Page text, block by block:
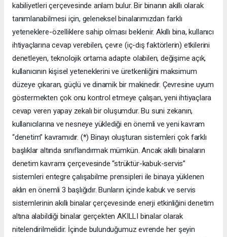
kabiliyetleri çerçevesinde anlam bulur. Bir binanın akıllı olarak
tanımlanabilmesi için, geleneksel binalarımızdan farklı
yeteneklere-özelliklere sahip olması beklenir. Akıllı bina, kullanıcı
ihtiyaçlarına cevap verebilen, çevre (iç-dış faktörlerin) etkilerini
denetleyen, teknolojik ortama adapte olabilen, değişime açık,
kullanıcının kişisel yeteneklerini ve üretkenliğini maksimum
düzeye çıkaran, güçlü ve dinamik bir makinedir. Çevresine uyum
göstermekten çok onu kontrol etmeye çalışan, yeni ihtiyaçlara
cevap veren yapay zekalı bir oluşumdur. Bu suni zekanın,
kullanıcılarına ve nesneye yüklediği en önemli ve yeni kavram
“denetim” kavramıdır. (*) Binayı oluşturan sistemleri çok farklı
başlıklar altında sınıflandırmak mümkün. Ancak akıllı binaların
denetim kavramı çerçevesinde “strüktür-kabuk-servis”
sistemleri entegre çalışabilme prensipleri ile binaya yüklenen
aklın en önemli 3 başlığıdır. Bunların içinde kabuk ve servis
sistemlerinin akıllı binalar çerçevesinde enerji etkinliğini denetim
altına alabildiği binalar gerçekten AKILLI binalar olarak
nitelendirilmelidir. İçinde bulunduğumuz evrende her şeyin